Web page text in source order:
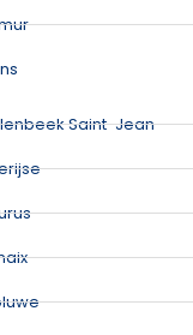
Saint-Jean